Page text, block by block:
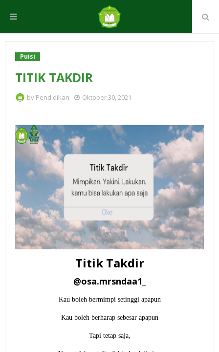
Puisi
TITIK TAKDIR
by Pendidikan Oktober 30, 2021
Titik Takdir
@osa.mrsndaa1_
Kau boleh bermimpi setinggi apapun
Kau boleh berharap sebesar apapun
Tapi tetap saja,